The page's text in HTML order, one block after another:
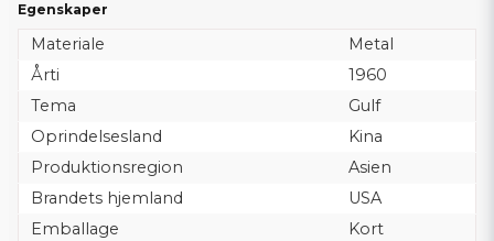
Egenskaper
Materiale
Metal
Årti
1960
Tema
Gulf
Oprindelsesland
Kina
Produktionsregion
Asien
Brandets hjemland
USA
Emballage
Kort